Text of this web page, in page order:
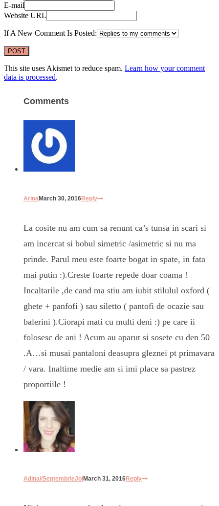
E-mail
Website URL
If A New Comment Is Posted:
This site uses Akismet to reduce spam. Learn how your comment
data is processed.
Comments
ArinaMarch 30, 2016Reply
La cosite nu am cum sa renunt ca’s tunsa in scari si
am incercat si bobul simetric /asimetric si nu ma
prinde. Parul meu este foarte bogat in spate, in fata
mai putin :).Creste foarte repede doar coama !
Incaltarile ,de cand ma stiu am iubit stilulul oxford (
ghete + panfofi ) sau siletto ( pantofi de ocazie sau
balerini ).Ciorapi mati cu multi deni :) pe care ii
folosesc de ani ! Acum au aparut si sosete cu den 50
.A…si musai pantaloni deasupra gleznei pt primavara
/ vara. Inaltime medie am si imi place sa pastrez
proportiile !
Adina//SeptembrieJoiMarch 31, 2016Reply